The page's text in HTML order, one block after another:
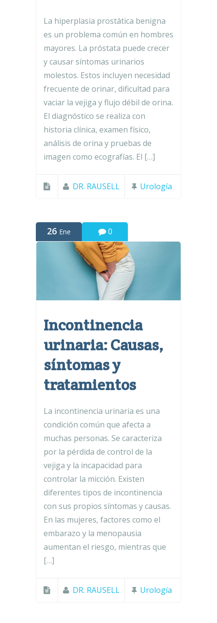
La hiperplasia prostática benigna
es un problema común en hombres
mayores. La próstata puede crecer
y causar síntomas urinarios
molestos. Estos incluyen necesidad
frecuente de orinar, dificultad para
vaciar la vejiga y flujo débil de orina.
El diagnóstico se realiza con
historia clínica, examen físico,
análisis de orina y pruebas de
imagen como ecografías. El […]
DR. RAUSELL Urología
26 Ene 0
Incontinencia
urinaria: Causas,
síntomas y
tratamientos
La incontinencia urinaria es una
condición común que afecta a
muchas personas. Se caracteriza
por la pérdida de control de la
vejiga y la incapacidad para
controlar la micción. Existen
diferentes tipos de incontinencia
con sus propios síntomas y causas.
En las mujeres, factores como el
embarazo y la menopausia
aumentan el riesgo, mientras que
[…]
DR. RAUSELL Urología